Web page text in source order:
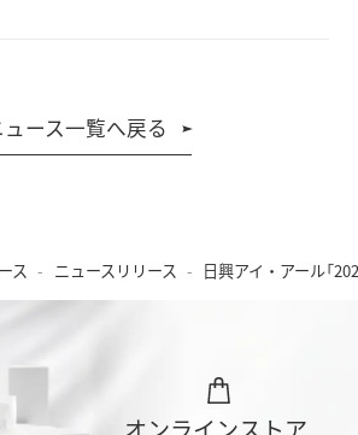
ュース一覧へ戻る
ス ニュースリリース 日興アイ・アール「